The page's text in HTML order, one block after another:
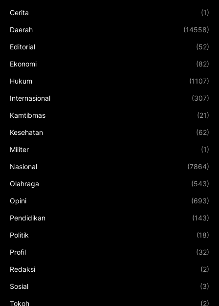
Cerita (1)
Daerah (14558)
Editorial (52)
Ekonomi (82)
Hukum (1107)
Internasional (307)
Kamtibmas (21)
Kesehatan (62)
Militer (1)
Nasional (7864)
Olahraga (543)
Opini (693)
Pendidikan (143)
Politik (18)
Profil (32)
Redaksi (2)
Sosial (3)
Tokoh (2)